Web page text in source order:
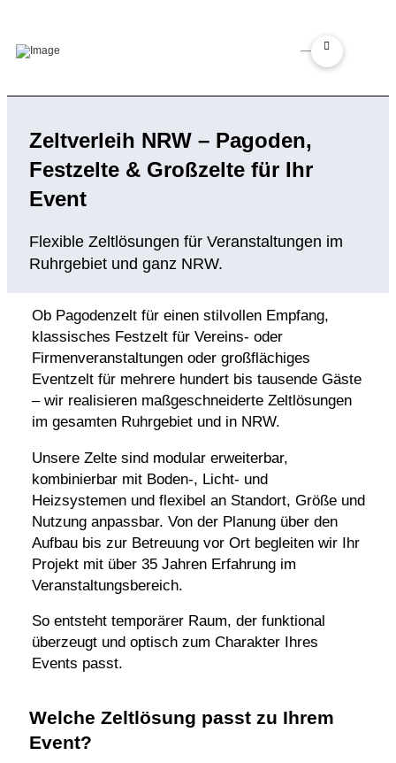
Zeltverleih NRW – Pagoden,
Festzelte & Großzelte für Ihr
Event
Flexible Zeltlösungen für Veranstaltungen im
Ruhrgebiet und ganz NRW.
Ob Pagodenzelt für einen stilvollen Empfang,
klassisches Festzelt für Vereins- oder
Firmenveranstaltungen oder großflächiges
Eventzelt für mehrere hundert bis tausende Gäste
– wir realisieren maßgeschneiderte Zeltlösungen
im gesamten Ruhrgebiet und in NRW.
Unsere Zelte sind modular erweiterbar,
kombinierbar mit Boden-, Licht- und
Heizsystemen und flexibel an Standort, Größe und
Nutzung anpassbar. Von der Planung über den
Aufbau bis zur Betreuung vor Ort begleiten wir Ihr
Projekt mit über 35 Jahren Erfahrung im
Veranstaltungsbereich.
So entsteht temporärer Raum, der funktional
überzeugt und optisch zum Charakter Ihres
Events passt.
Welche Zeltlösung passt zu Ihrem
Event?